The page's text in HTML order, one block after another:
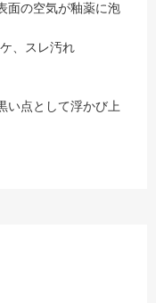
の空気が釉薬に泡
、スレ汚れ
点として浮かび上